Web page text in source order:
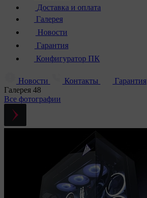
Доставка и оплата
Галерея
Новости
Гарантия
Конфигуратор ПК
Новости Контакты
Гарантия
Галерея 48
Все фотографии